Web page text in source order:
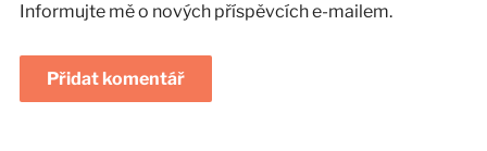
Informujte mě o nových příspěvcích e-mailem.